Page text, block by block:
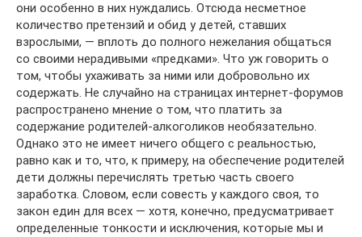
они особенно в них нуждались. Отсюда несметное
количество претензий и обид у детей, ставших
взрослыми, — вплоть до полного нежелания общаться
со своими нерадивыми «предками». Что уж говорить о
том, чтобы ухаживать за ними или добровольно их
содержать. Не случайно на страницах интернет-форумов
распространено мнение о том, что платить за
содержание родителей-алкоголиков необязательно.
Однако это не имеет ничего общего с реальностью,
равно как и то, что, к примеру, на обеспечение родителей
дети должны перечислять третью часть своего
заработка. Словом, если совесть у каждого своя, то
закон един для всех — хотя, конечно, предусматривает
определенные тонкости и исключения, которые мы и